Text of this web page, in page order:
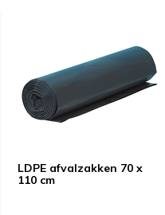
LDPE afvalzakken 70 x
110 cm